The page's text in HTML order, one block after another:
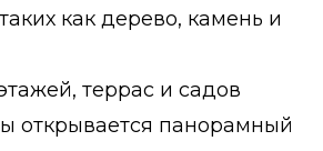
как дерево, камень и
террас и садов
открывается панорамный